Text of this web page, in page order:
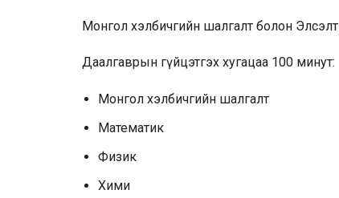
Монгол хэлбичгийн шалгалт болон
Даалгаврын гүйцэтгэх хугацаа 100 минут:
Монгол хэлбичгийн шалгалт
Математик
Физик
Хими